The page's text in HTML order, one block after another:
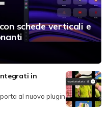
schede verticali e
in
al nuovo plugin